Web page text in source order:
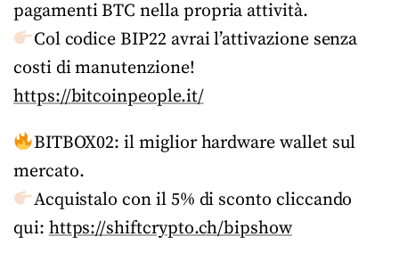
pagamenti BTC nella propria attività.
Col codice BIP22 avrai l’attivazione senza
costi di manutenzione!
https://bitcoinpeople.it/
BITBOX02: il miglior hardware wallet sul
mercato.
Acquistalo con il 5% di sconto cliccando
qui:https://shiftcrypto.ch/bipshow